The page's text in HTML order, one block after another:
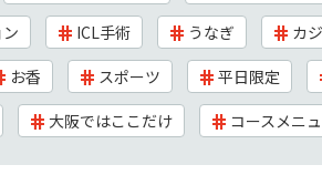
ICL手術 うなぎ カ
お香 スポーツ 平日限定
大阪ではここだけ コースメニ